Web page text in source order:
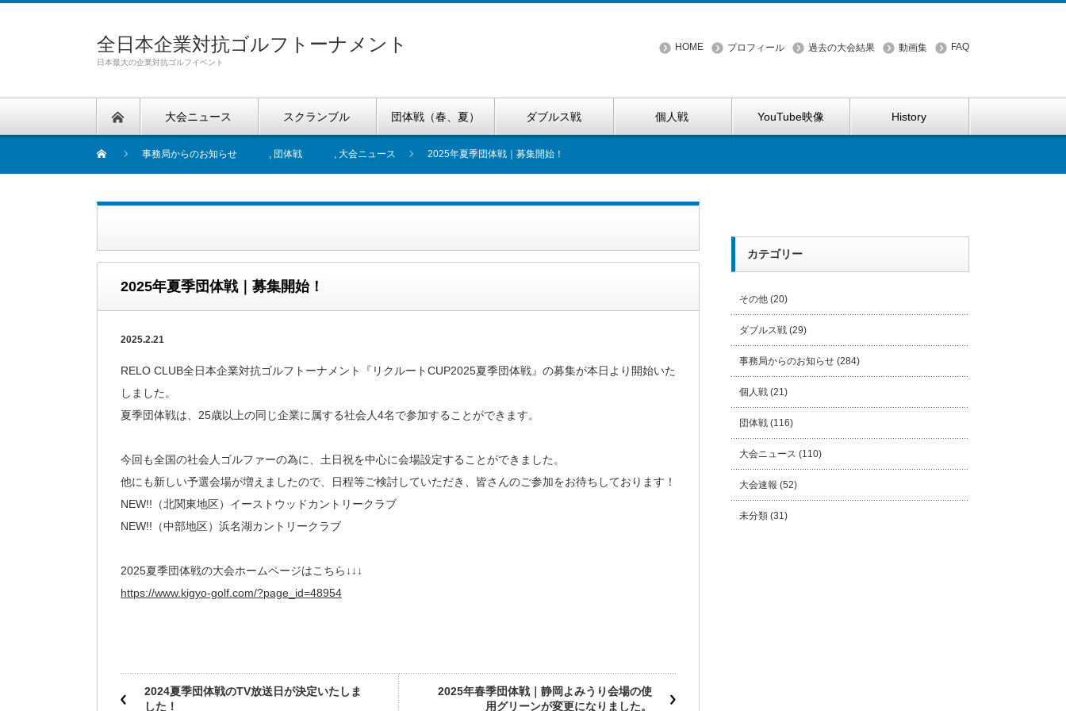
全日本企業対抗ゴルフトーナメント
日本最大の企業対抗ゴルフイベント
HOME プロフィール 過去の大会結果 動画集 FAQ
大会ニュース スクランブル 団体戦（春、夏） ダブルス戦 個人戦 YouTube映像 History
事務局からのお知らせ , 団体戦 , 大会ニュース 2025年夏季団体戦｜募集開始！
2025年夏季団体戦｜募集開始！
2025.2.21
RELO CLUB全日本企業対抗ゴルフトーナメント『リクルートCUP2025夏季団体戦』の募集が本日より開始いた
しました。
夏季団体戦は、25歳以上の同じ企業に属する社会人4名で参加することができます。
今回も全国の社会人ゴルファーの為に、土日祝を中心に会場設定することができました。
他にも新しい予選会場が増えましたので、日程等ご検討していただき、皆さんのご参加をお待ちしております！
NEW!!（北関東地区）イーストウッドカントリークラブ
NEW!!（中部地区）浜名湖カントリークラブ
2025夏季団体戦の大会ホームページはこちら↓↓↓
https://www.kigyo-golf.com/?page_id=48954
2024夏季団体戦のTV放送日が決定いたしま
した！
2025年春季団体戦｜静岡よみうり会場の使
用グリーンが変更になりました。
カテゴリー
その他 (20)
ダブルス戦 (29)
事務局からのお知らせ (284)
個人戦 (21)
団体戦 (116)
大会ニュース (110)
大会速報 (52)
未分類 (31)